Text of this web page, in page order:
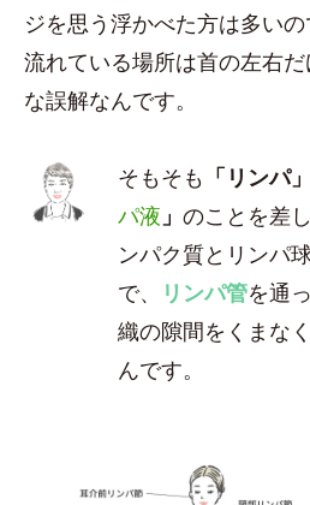
ジを思う浮かべた方は多い
流れている場所は首の左右
な誤解なんです。
そもそも 「リンパ」
パ液 」のことを差
ンパク質とリンパ
で、
リンパ管を通
織の隙間をくまな
んです。